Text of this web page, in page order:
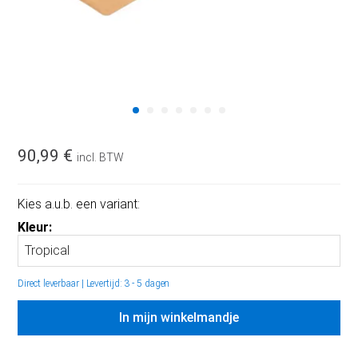
90,99 € incl. BTW
Kies a.u.b. een variant:
Kleur:
Direct leverbaar Levertijd: 3 - 5 dagen
In mijn winkelmandje